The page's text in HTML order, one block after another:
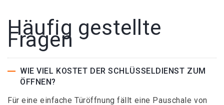
Häufig gestellte
Fragen
WIE VIEL KOSTET DER SCHLÜSSELDIENST ZUM
ÖFFNEN?
Für eine einfache Türöffnung fällt eine Pauschale von